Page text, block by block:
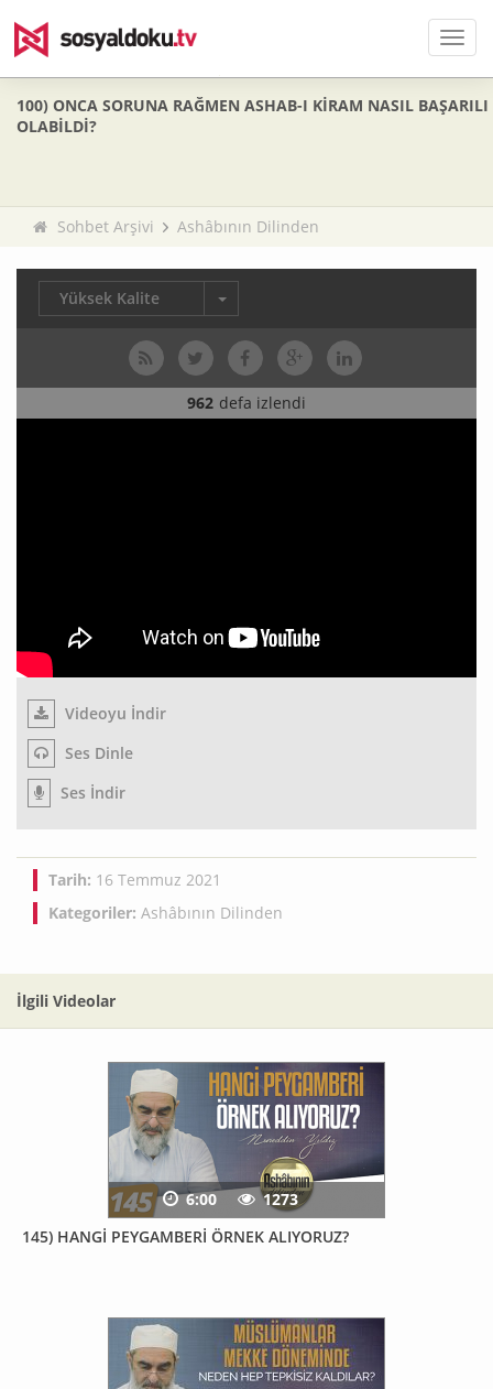
Menü
100) ONCA SORUNA RAĞMEN ASHAB-I KİRAM NASIL BAŞARILI
OLABİLDİ?
Sohbet Arşivi Ashâbının Dilinden
Yüksek Kalite
962 defa izlendi
Videoyu İndir
Ses Dinle
Ses İndir
Tarih: 16 Temmuz 2021
Kategoriler: Ashâbının Dilinden
İlgili Videolar
145) HANGİ PEYGAMBERİ ÖRNEK ALIYORUZ?
6:00 1273